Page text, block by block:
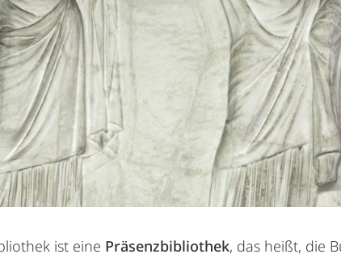
ist eine Präsenzbibliothek, das heißt, die